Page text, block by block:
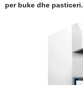
per buke dhe pasticeri.